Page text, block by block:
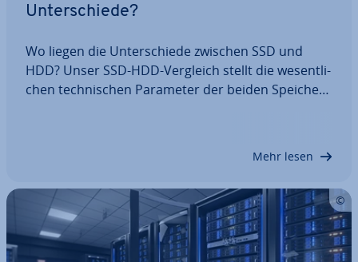
Un­ter­schie­de?
Wo liegen die Un­ter­schie­de zwischen SSD und
HDD? Unser SSD-HDD-Vergleich stellt die we­sent­li­
chen tech­ni­schen Parameter der beiden Spei­cher­
Mehr lesen